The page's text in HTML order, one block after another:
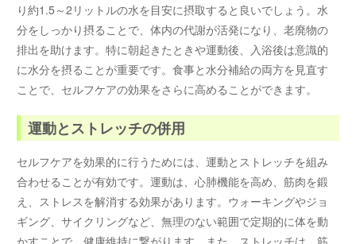
り約1.5～2リットルの水を目安に摂取すると良いでしょう。水
分をしっかり摂ることで、体内の代謝が活発になり、老廃物の
排出を助けます。特に朝起きたときや運動後、入浴後は意識的
に水分を摂ることが重要です。食事と水分補給の両方を見直す
ことで、セルフケアの効果をさらに高めることができます。
運動とストレッチの併用
セルフケアを効果的に行うためには、運動とストレッチを組み
合わせることが有効です。運動は、心肺機能を高め、筋肉を鍛
え、ストレスを解消する効果があります。ウォーキングやジョ
ギング、サイクリングなど、無理のない範囲で定期的に体を動